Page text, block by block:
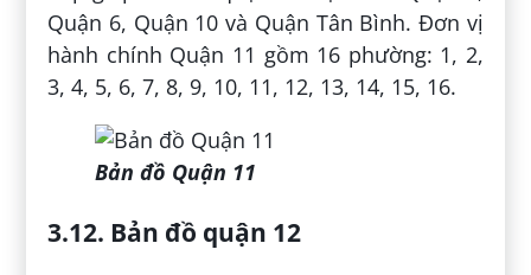
Quận 6, Quận 10 và Quận Tân Bình. Đơn vị
hành chính Quận 11 gồm 16 phường: 1, 2,
3, 4, 5, 6, 7, 8, 9, 10, 11, 12, 13, 14, 15, 16.
Bản đồ Quận 11
3.12. Bản đồ quận 12